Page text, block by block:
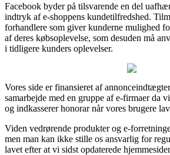
Facebook byder på tilsvarende en del
indtryk af e-shoppens kundetilfredshed.
forhandlere som giver kunderne mulighed
af deres købsoplevelse, som desuden må
i tidligere kunders oplevelser.
Vores side er finansieret af
samarbejde med en gruppe af e-firmaer da
og indkasserer honorar når vores brugere
Viden vedrørende produkter og e-
men man kan ikke stille os ansvarlig for
lavet efter at vi sidst opdaterede